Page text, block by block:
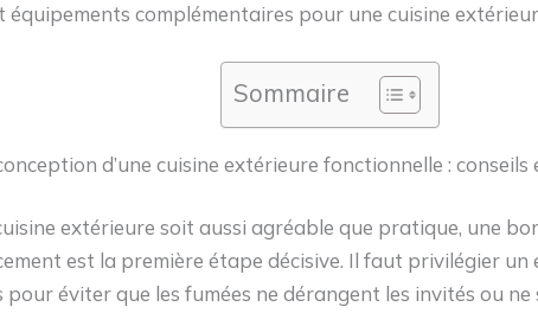
équipements complémentaires pour une cuisine
Sommaire
d’une cuisine extérieure fonctionnelle : conseils
extérieure soit aussi agréable que pratique, une
est la première étape décisive. Il faut privilégier
éviter que les fumées ne dérangent les invités ou ne